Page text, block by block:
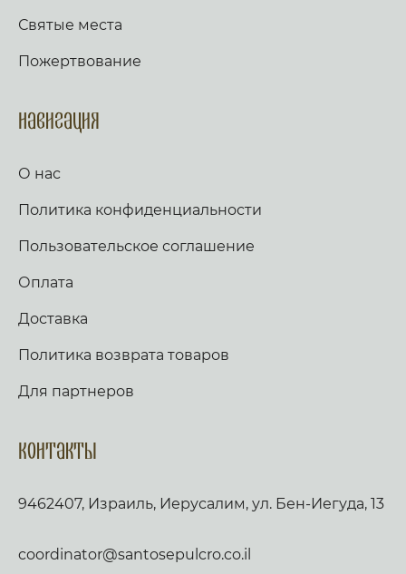
Святые места
Пожертвование
Навигация
О нас
Политика конфиденциальности
Пользовательское соглашение
Оплата
Доставка
Политика возврата товаров
Для партнеров
Контакты
9462407, Израиль, Иерусалим, ул. Бен-Иегуда, 13
coordinator@santosepulcro.co.il